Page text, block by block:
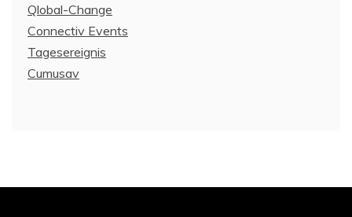
Qlobal-Change
Connectiv Events
Tagesereignis
Cumusav